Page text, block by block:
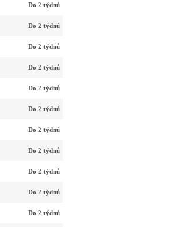
Do 2 týdnů
Do 2 týdnů
Do 2 týdnů
Do 2 týdnů
Do 2 týdnů
Do 2 týdnů
Do 2 týdnů
Do 2 týdnů
Do 2 týdnů
Do 2 týdnů
Do 2 týdnů